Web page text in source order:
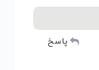
پاسخ